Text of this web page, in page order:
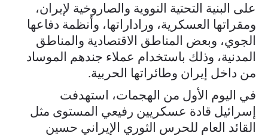
على البنية التحتية النووية والصاروخية لإيران،
ومقراتها العسكرية، وراداراتها، وأنظمة دفاعها
الجوي، وبعض المناطق الاقتصادية والمناطق
المدنية، وذلك باستخدام عملاء جندهم الموساد
من داخل إيران وطائراتها الحربية.
في اليوم الأول من الهجمات، استهدفت
إسرائيل قادة عسكريين رفيعي المستوى مثل
القائد العام للحرس الثوري الإيراني حسين